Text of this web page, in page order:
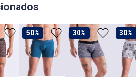
NO USAR BLANQUEADORES,
TIBIA, LAVAR Y SECAR CON
50% 30% 30%